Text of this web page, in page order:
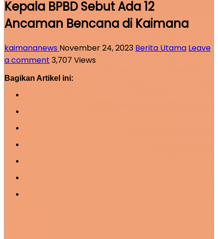
Kepala BPBD Sebut Ada 12
Ancaman Bencana di Kaimana
kaimananews November 24, 2023 Berita Utama Leave
a comment 3,707 Views
Bagikan Artikel ini: